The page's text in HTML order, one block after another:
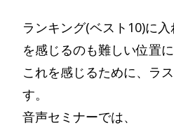
ランキング(ベスト10)に入
を感じるのも難しい位置に
これを感じるために、ラ
す。
音声セミナーでは、